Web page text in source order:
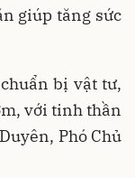
giúp tăng sức
bị vật tư,
với tinh thần
Phó Chủ